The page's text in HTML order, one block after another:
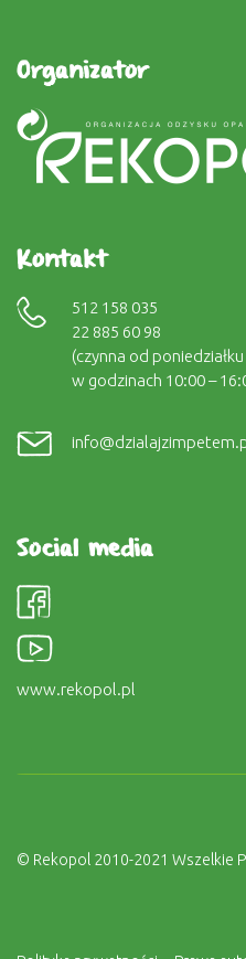
Organizator
Kontakt
512 158 035
22 885 60 98
(czynna od
w godzinach 10:00 –
Social media
www.rekopol.pl
© Rekopol 2010-2021 Wszelkie